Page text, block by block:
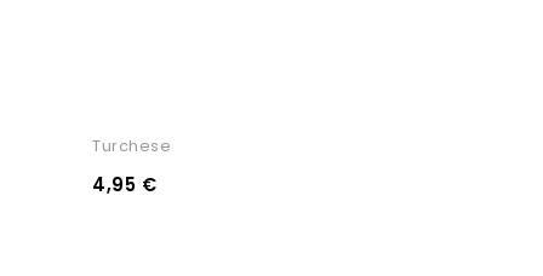
Turchese
4,95 €